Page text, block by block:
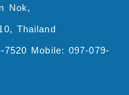
Nok,
Thailand
7520 Mobile: 097-079-